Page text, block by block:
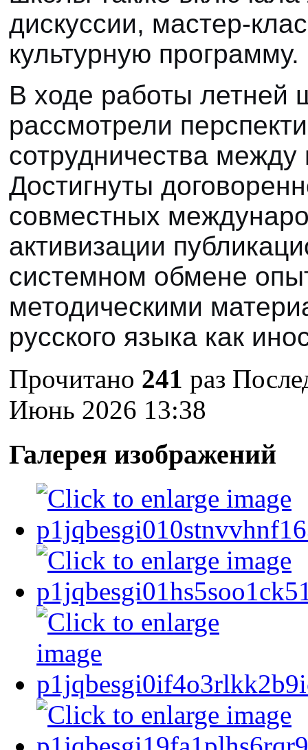
дискуссии, мастер-
культурную программу.
В ходе работы летней
рассмотрели
сотрудничества между
Достигнуты
совместных
активизации
системном обмене
методическими
русского языка как
Прочитано 241 раз
Июнь 2026 13:38
Галерея изображений